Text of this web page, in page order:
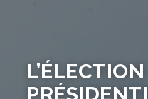
L’ÉLECTION